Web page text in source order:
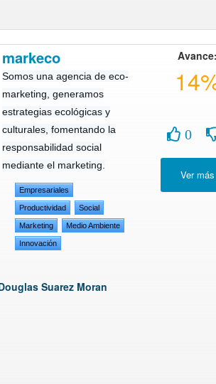
markeco
Somos una agencia de eco-
marketing, generamos
estrategias ecológicas y
culturales, fomentando la
responsabilidad social
mediante el marketing.
Empresariales
Productividad Social
Marketing Medio Ambiente
Innovación
Suarez Moran
Avance:
0